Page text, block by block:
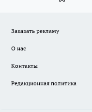
Заказать рекламу
О нас
Контакты
Редакционная политика